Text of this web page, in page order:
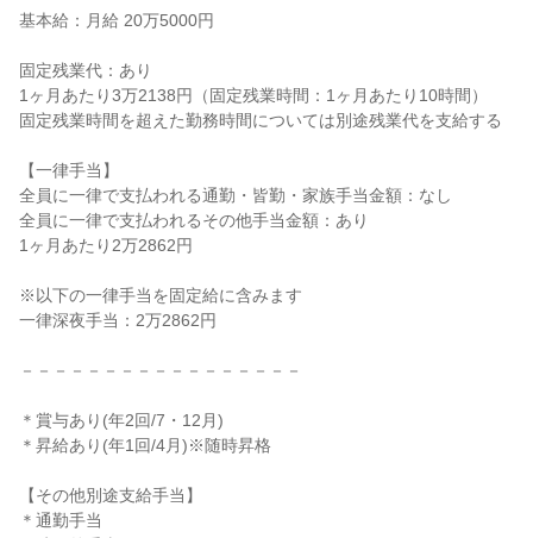
基本給：月給 20万5000円
固定残業代：あり
1ヶ月あたり3万2138円（固定残業時間：1ヶ月あたり10時間）
固定残業時間を超えた勤務時間については別途残業代を支給する
【一律手当】
全員に一律で支払われる通勤・皆勤・家族手当金額：なし
全員に一律で支払われるその他手当金額：あり
1ヶ月あたり2万2862円
※以下の一律手当を固定給に含みます
一律深夜手当：2万2862円
－－－－－－－－－－－－－－－－－
＊賞与あり(年2回/7・12月)
＊昇給あり(年1回/4月)※随時昇格
【その他別途支給手当】
＊通勤手当